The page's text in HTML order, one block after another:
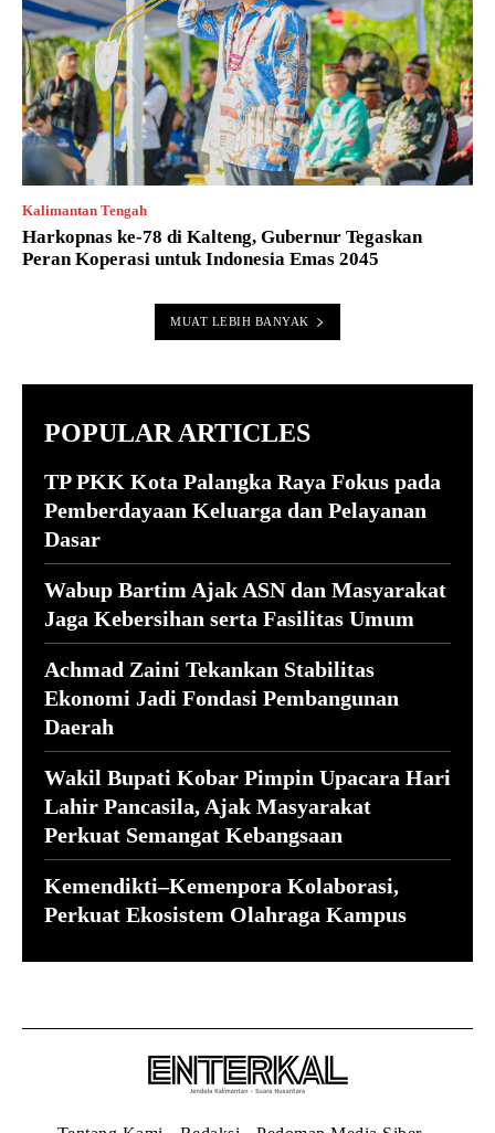
Kalimantan Tengah
Harkopnas ke-78 di Kalteng, Gubernur Tegaskan
Peran Koperasi untuk Indonesia Emas 2045
MUAT LEBIH BANYAK
POPULAR ARTICLES
TP PKK Kota Palangka Raya Fokus pada
Pemberdayaan Keluarga dan Pelayanan
Dasar
Wabup Bartim Ajak ASN dan Masyarakat
Jaga Kebersihan serta Fasilitas Umum
Achmad Zaini Tekankan Stabilitas
Ekonomi Jadi Fondasi Pembangunan
Daerah
Wakil Bupati Kobar Pimpin Upacara Hari
Lahir Pancasila, Ajak Masyarakat
Perkuat Semangat Kebangsaan
Kemendikti–Kemenpora Kolaborasi,
Perkuat Ekosistem Olahraga Kampus